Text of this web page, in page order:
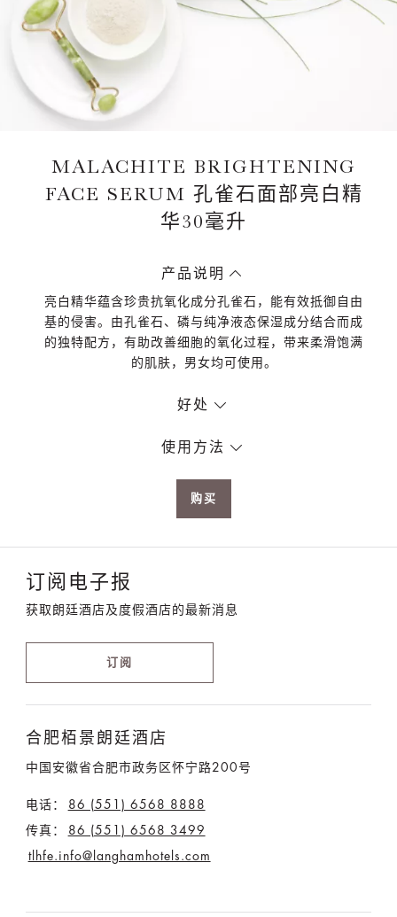
MALACHITE BRIGHTENING
FACE SERUM 孔雀石面部亮白精
华30毫升
产品说明
亮白精华蕴含珍贵抗氧化成分孔雀石，能有效抵御自由
基的侵害。由孔雀石、磷与纯净液态保湿成分结合而成
的独特配方，有助改善细胞的氧化过程，带来柔滑饱满
的肌肤，男女均可使用。
好处
使用方法
购买
订阅电子报
获取朗廷酒店及度假酒店的最新消息
订阅
合肥栢景朗廷酒店
中国安徽省合肥市政务区怀宁路200号
电话： 86 (551) 6568 8888
传真： 86 (551) 6568 3499
tlhfe.info@langhamhotels.com